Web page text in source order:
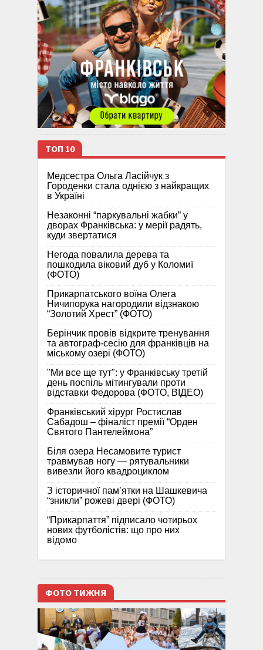
ТОП 10
Медсестра Ольга Ласійчук з
Городенки стала однією з найкращих
в Україні
Незаконні “паркувальні жабки” у
дворах Франківська: у мерії радять,
куди звертатися
Негода повалила дерева та
пошкодила віковий дуб у Коломиї
(ФОТО)
Прикарпатського воїна Олега
Ничипорука нагородили відзнакою
“Золотий Хрест” (ФОТО)
Берінчик провів відкрите тренування
та автограф-сесію для франківців на
міському озері (ФОТО)
"Ми все ще тут": у Франківську третій
день поспіль мітингували проти
відставки Федорова (ФОТО, ВІДЕО)
Франківський хірург Ростислав
Сабадош – фіналіст премії “Орден
Святого Пантелеймона”
Біля озера Несамовите турист
травмував ногу — рятувальники
вивезли його квадроциклом
З історичної памʼятки на Шашкевича
“зникли” рожеві двері (ФОТО)
“Прикарпаття” підписало чотирьох
нових футболістів: що про них
відомо
ФОТО ТИЖНЯ